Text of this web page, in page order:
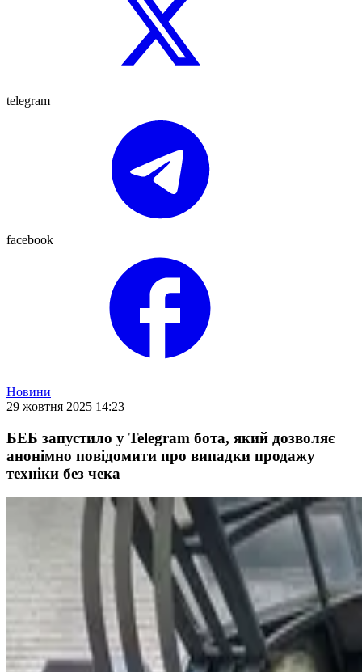
telegram
facebook
Новини
29 жовтня 2025 14:23
БЕБ запустило у Telegram бота, який дозволяє
анонімно повідомити про випадки продажу
техніки без чека